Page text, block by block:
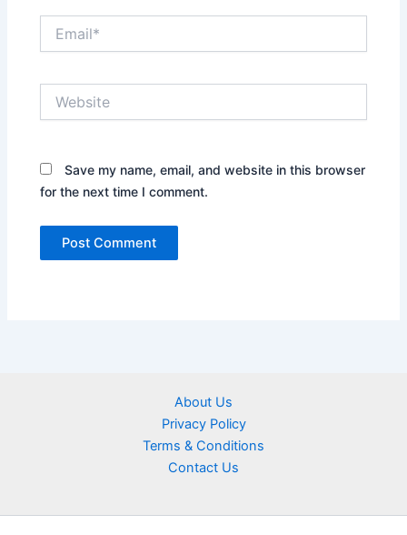
Save my name, email, and website in this browser
for the next time I comment.
About Us
Privacy Policy
Terms & Conditions
Contact Us